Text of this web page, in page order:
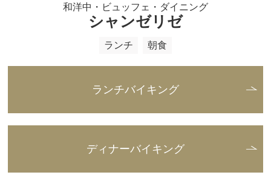
和洋中・ビュッフェ・ダイニング
シャンゼリゼ
ランチ 朝食
ランチバイキング
ディナーバイキング